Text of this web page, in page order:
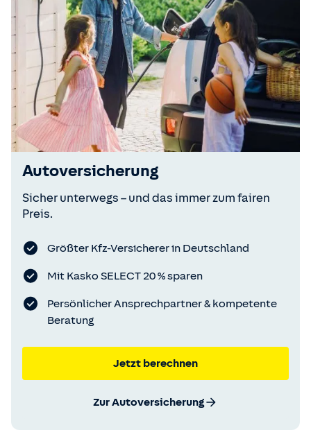
Autoversicherung
Sicher unterwegs – und das immer zum fairen
Preis.
Größter Kfz-Versicherer in Deutschland
Mit Kasko SELECT 20 % sparen
Persönlicher Ansprechpartner & kompetente
Beratung
Jetzt berechnen
Zur Autoversicherung